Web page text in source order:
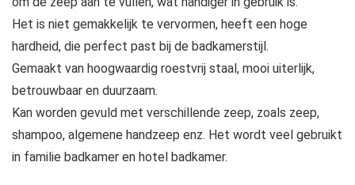
Het is niet gemakkelijk te vervormen, heeft een hoge
hardheid, die perfect past bij de badkamerstijl.
Gemaakt van hoogwaardig roestvrij staal, mooi uiterlijk,
betrouwbaar en duurzaam.
Kan worden gevuld met verschillende zeep, zoals zeep,
shampoo, algemene handzeep enz. Het wordt veel gebruikt
in familie badkamer en hotel badkamer.